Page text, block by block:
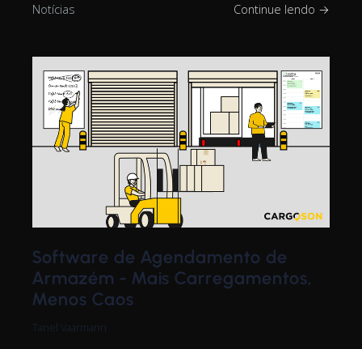
Notícias Continue lendo →
Software de Agendamento de
Armazém - Mais Carregamentos,
Menos Caos
Tanel Vaarmann